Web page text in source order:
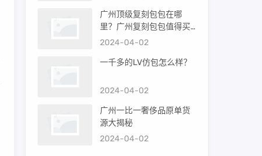
广州顶级复刻包包在哪
里？广州复刻包包值得买
吗？
2024-04-02
一千多的LV仿包怎么样？
2024-04-02
广州一比一奢侈品原单货
源大揭秘
2024-04-02